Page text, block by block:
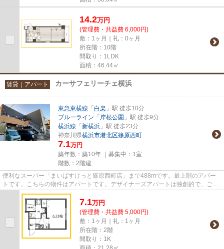
14.2万円
(管理費・共益費 6,000円)
敷：1ヶ月｜礼：0ヶ月
所在階：10階
間取り：1LDK
面積：46.44㎡
賃貸｜アパート カーサフェリーチェ横浜
東急東横線 「 白楽 」駅 徒歩10分
ブルーライン 「 岸根公園 」駅 徒歩9分
横浜線 「 新横浜 」駅 徒歩23分
神奈川県横浜市港北区篠原西町
7.1万円
築年数：築10年 ｜募集中： 1室
階数：2階建
便利なスーパー「まいばすけっと篠原西町店」まで488mです。最上階のアパー
トです。こちらの物件はアパートです。デザイナーズアパートは独創的で、ご好
評いただいています。東急東横...
7.1万円
(管理費・共益費 5,000円)
敷：1ヶ月｜礼：1ヶ月
所在階：2階
間取り：1K